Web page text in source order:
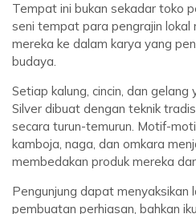
Tempat ini bukan sekadar toko
seni tempat para pengrajin lokal
mereka ke dalam karya yang
budaya.
Setiap kalung, cincin, dan
Silver dibuat dengan teknik
secara turun-temurun. Motif-
kamboja, naga, dan omkara
membedakan produk mereka
Pengunjung dapat menyaksikan
pembuatan perhiasan, bahkan